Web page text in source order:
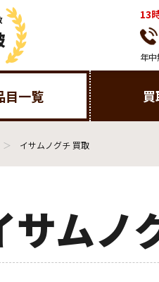
13
年
目一覧
イサムノグチ 買取
サムノ